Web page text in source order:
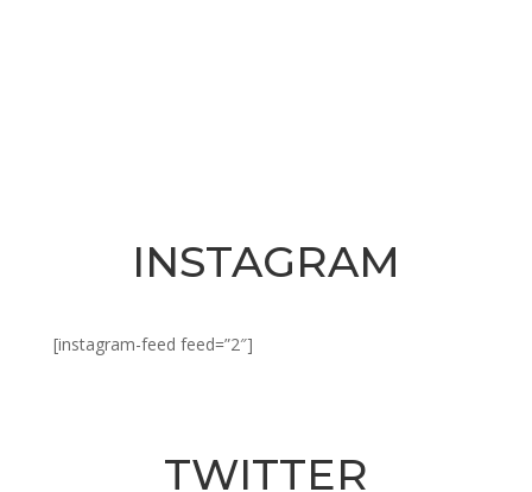
INSTAGRAM
[instagram-feed feed=”2″]
TWITTER